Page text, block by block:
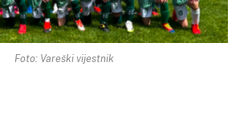
Foto: Vareški vijestnik